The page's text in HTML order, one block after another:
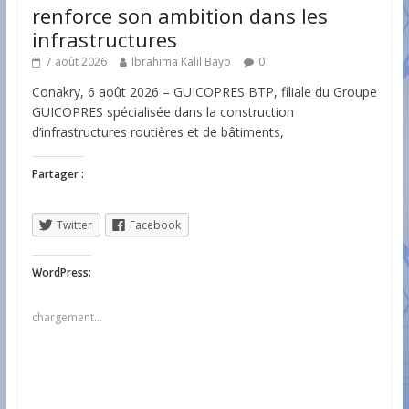
renforce son ambition dans les
infrastructures
7 août 2026 Ibrahima Kalil Bayo 0
Conakry, 6 août 2026 – GUICOPRES BTP, filiale du Groupe
GUICOPRES spécialisée dans la construction
d’infrastructures routières et de bâtiments,
Partager :
Twitter Facebook
WordPress:
chargement…